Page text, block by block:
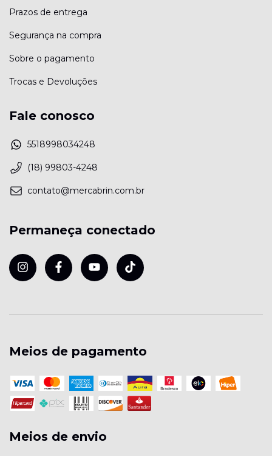
Prazos de entrega
Segurança na compra
Sobre o pagamento
Trocas e Devoluções
Fale conosco
5518998034248
(18) 99803-4248
contato@mercabrin.com.br
Permaneça conectado
Meios de pagamento
Meios de envio